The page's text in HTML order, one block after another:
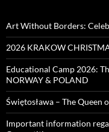
Art Without Borders:
2026 KRAKOW
Educational Camp 2026:
NORWAY & POLAND
Świętosława – The Queen
Important information